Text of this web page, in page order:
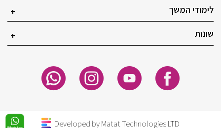
לימודי המשך
+
שונות
+
Developed by Matat Technologies LTD